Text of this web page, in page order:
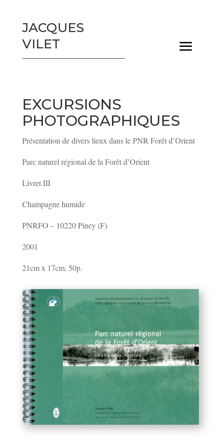
JACQUES
VILET
EXCURSIONS
PHOTOGRAPHIQUES
Présentation de divers lieux dans le PNR Forêt d’Orient
Parc naturel régional de la Forêt d’Orient
Livret III
Champagne humide
PNRFO – 10220 Piney (F)
2001
21cm x 17cm, 50p.